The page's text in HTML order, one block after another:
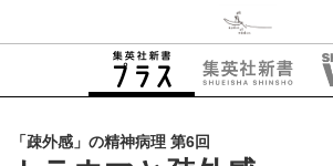
「疎外感」の精神病理 第6回